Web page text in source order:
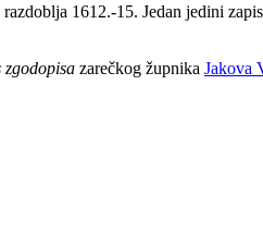
1612.-15. Jedan jedini
zgodopisa zarečkog župnika Jakova